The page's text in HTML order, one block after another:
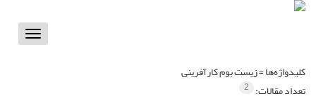
Toggle
کلیدواژه‌ها =زیست بوم کارآفرینی
تعداد مقالات: 2